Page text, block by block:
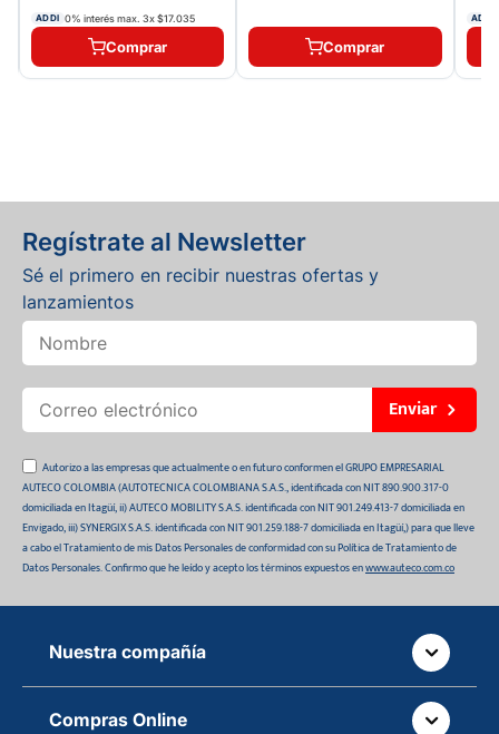
ADDI 0% interés max. 3x$17.035
Comprar Comprar
ADDI
Regístrate al Newsletter
Sé el primero en recibir nuestras ofertas y
lanzamientos
Enviar
Autorizo a las empresas que actualmente o en futuro conformen el GRUPO EMPRESARIAL
AUTECO COLOMBIA (AUTOTECNICA COLOMBIANA S.A.S., identificada con NIT 890.900.317-0
domiciliada en Itagüí, ii) AUTECO MOBILITY S.A.S. identificada con NIT 901.249.413-7 domiciliada en
Envigado, iii) SYNERGIX S.A.S. identificada con NIT 901.259.188-7 domiciliada en Itagüí,) para que lleve
a cabo el Tratamiento de mis Datos Personales de conformidad con su Política de Tratamiento de
Datos Personales. Confirmo que he leído y acepto los términos expuestos enwww.auteco.com.co
Nuestra compañía
Quiénes somos
Compras Online